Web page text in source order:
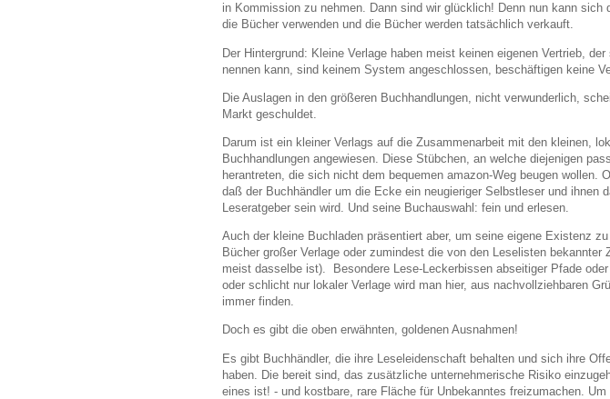
in Kommission zu nehmen. Dann sind wir glücklich! Denn nun kann sich
die Bücher verwenden und die Bücher werden tatsächlich verkauft.
Der Hintergrund: Kleine Verlage haben meist keinen eigenen Vertrieb,
nennen kann, sind keinem System angeschlossen, beschäftigen keine
Die Auslagen in den größeren Buchhandlungen, nicht verwunderlich,
Markt geschuldet.
Darum ist ein kleiner Verlags auf die Zusammenarbeit mit den kleinen,
Buchhandlungen angewiesen. Diese Stübchen, an welche diejenigen
herantreten, die sich nicht dem bequemen amazon-Weg beugen wollen.
daß der Buchhändler um die Ecke ein neugieriger Selbstleser und ihnen
Leseratgeber sein wird. Und seine Buchauswahl: fein und erlesen.
Auch der kleine Buchladen präsentiert aber, um seine eigene Existenz
Bücher großer Verlage oder zumindest die von den Leselisten bekannter
meist dasselbe ist). Besondere Lese-Leckerbissen abseitiger Pfade
oder schlicht nur lokaler Verlage wird man hier, aus nachvollziehbaren
immer finden.
Doch es gibt die oben erwähnten, goldenen Ausnahmen!
Es gibt Buchhändler, die ihre Leseleidenschaft behalten und sich ihre
haben. Die bereit sind, das zusätzliche unternehmerische Risiko
eines ist! - und kostbare, rare Fläche für Unbekanntes freizumachen. Um